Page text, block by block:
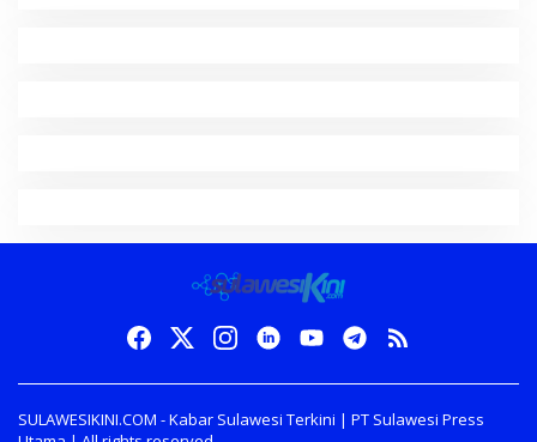
SULAWESIKINI.COM - Kabar Sulawesi Terkini | PT Sulawesi Press